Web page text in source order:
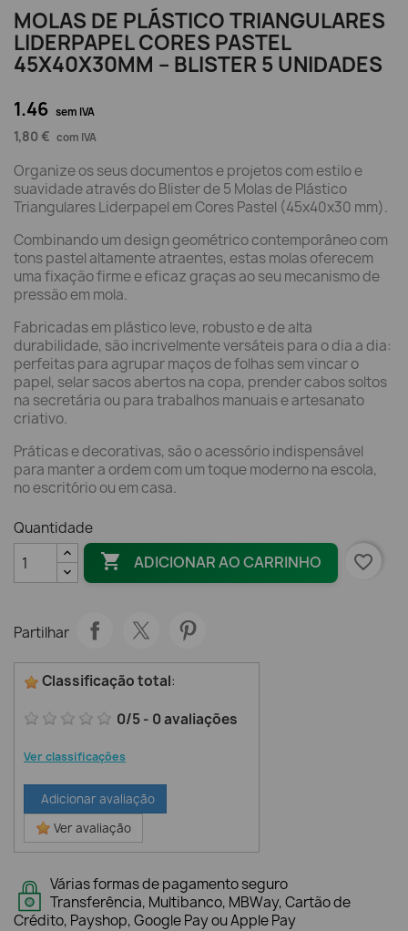
MOLAS DE PLÁSTICO TRIANGULARES
LIDERPAPEL CORES PASTEL
45X40X30MM – BLISTER 5 UNIDADES
1.46 sem IVA
1,80 € com IVA
Organize os seus documentos e projetos com estilo e
suavidade através do Blister de 5 Molas de Plástico
Triangulares Liderpapel em Cores Pastel (45x40x30 mm).
Combinando um design geométrico contemporâneo com
tons pastel altamente atraentes, estas molas oferecem
uma fixação firme e eficaz graças ao seu mecanismo de
pressão em mola.
Fabricadas em plástico leve, robusto e de alta
durabilidade, são incrivelmente versáteis para o dia a dia:
perfeitas para agrupar maços de folhas sem vincar o
papel, selar sacos abertos na copa, prender cabos soltos
na secretária ou para trabalhos manuais e artesanato
criativo.
Práticas e decorativas, são o acessório indispensável
para manter a ordem com um toque moderno na escola,
no escritório ou em casa.
Quantidade
 ADICIONAR AO CARRINHO favorite_border
Partilhar
Classificação total:
0/5- 0avaliações
Ver classificações
Adicionar avaliação
Ver avaliação
Várias formas de pagamento seguro
Transferência, Multibanco, MBWay, Cartão de
Crédito, Payshop, Google Pay ou Apple Pay